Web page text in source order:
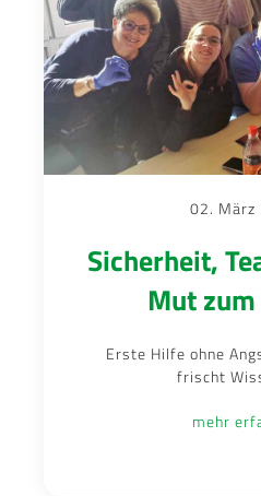
02. März
Sicherheit,
Mut
Erste Hilfe ohne
frischt
mehr